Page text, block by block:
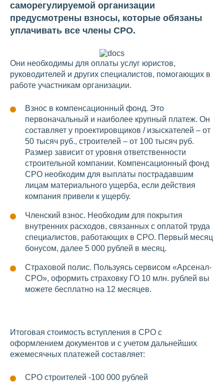
саморегулируемой организации
предусмотрены взносы, которые обязаны
уплачивать все члены СРО.
Они необходимы для оплаты услуг юристов,
руководителей и других специалистов, помогающих в
работе участникам организации.
Взнос в компенсационный фонд. Это
первоначальный и наиболее крупный платеж. Он
составляет у проектировщиков / изыскателей – от
50 тысяч руб., строителей – от 100 тысяч руб.
Размер зависит от уровня ответственности
строительной компании. Компенсационный фонд
СРО необходим для выплаты пострадавшим
лицам материального ущерба, если действия
компания привели к ущербу.
Членский взнос. Необходим для покрытия
внутренних расходов, связанных с оплатой труда
специалистов, работающих в СРО. Первый месяц
бонусом, далее 5 000 рублей в месяц.
Страховой полис. Пользуясь сервисом «Арсенал-
СРО», оформить страховку ГО 10 млн. рублей вы
можете бесплатно на 12 месяцев.
Итоговая стоимость вступления в СРО с
оформлением документов и с учетом дальнейших
ежемесячных платежей составляет:
СРО строителей -100 000 рублей